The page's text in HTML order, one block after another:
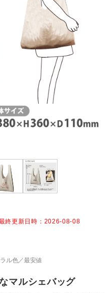
終更新日時：2026-08-08
ル色／最安値
マルシェバッグ